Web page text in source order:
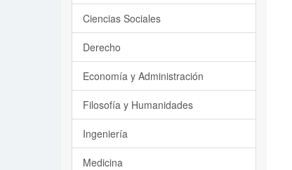
Ciencias Sociales
Derecho
Economía y Administración
Filosofía y Humanidades
Ingeniería
Medicina